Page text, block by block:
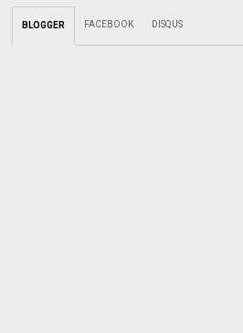
BLOGGER FACEBOOK DISQUS